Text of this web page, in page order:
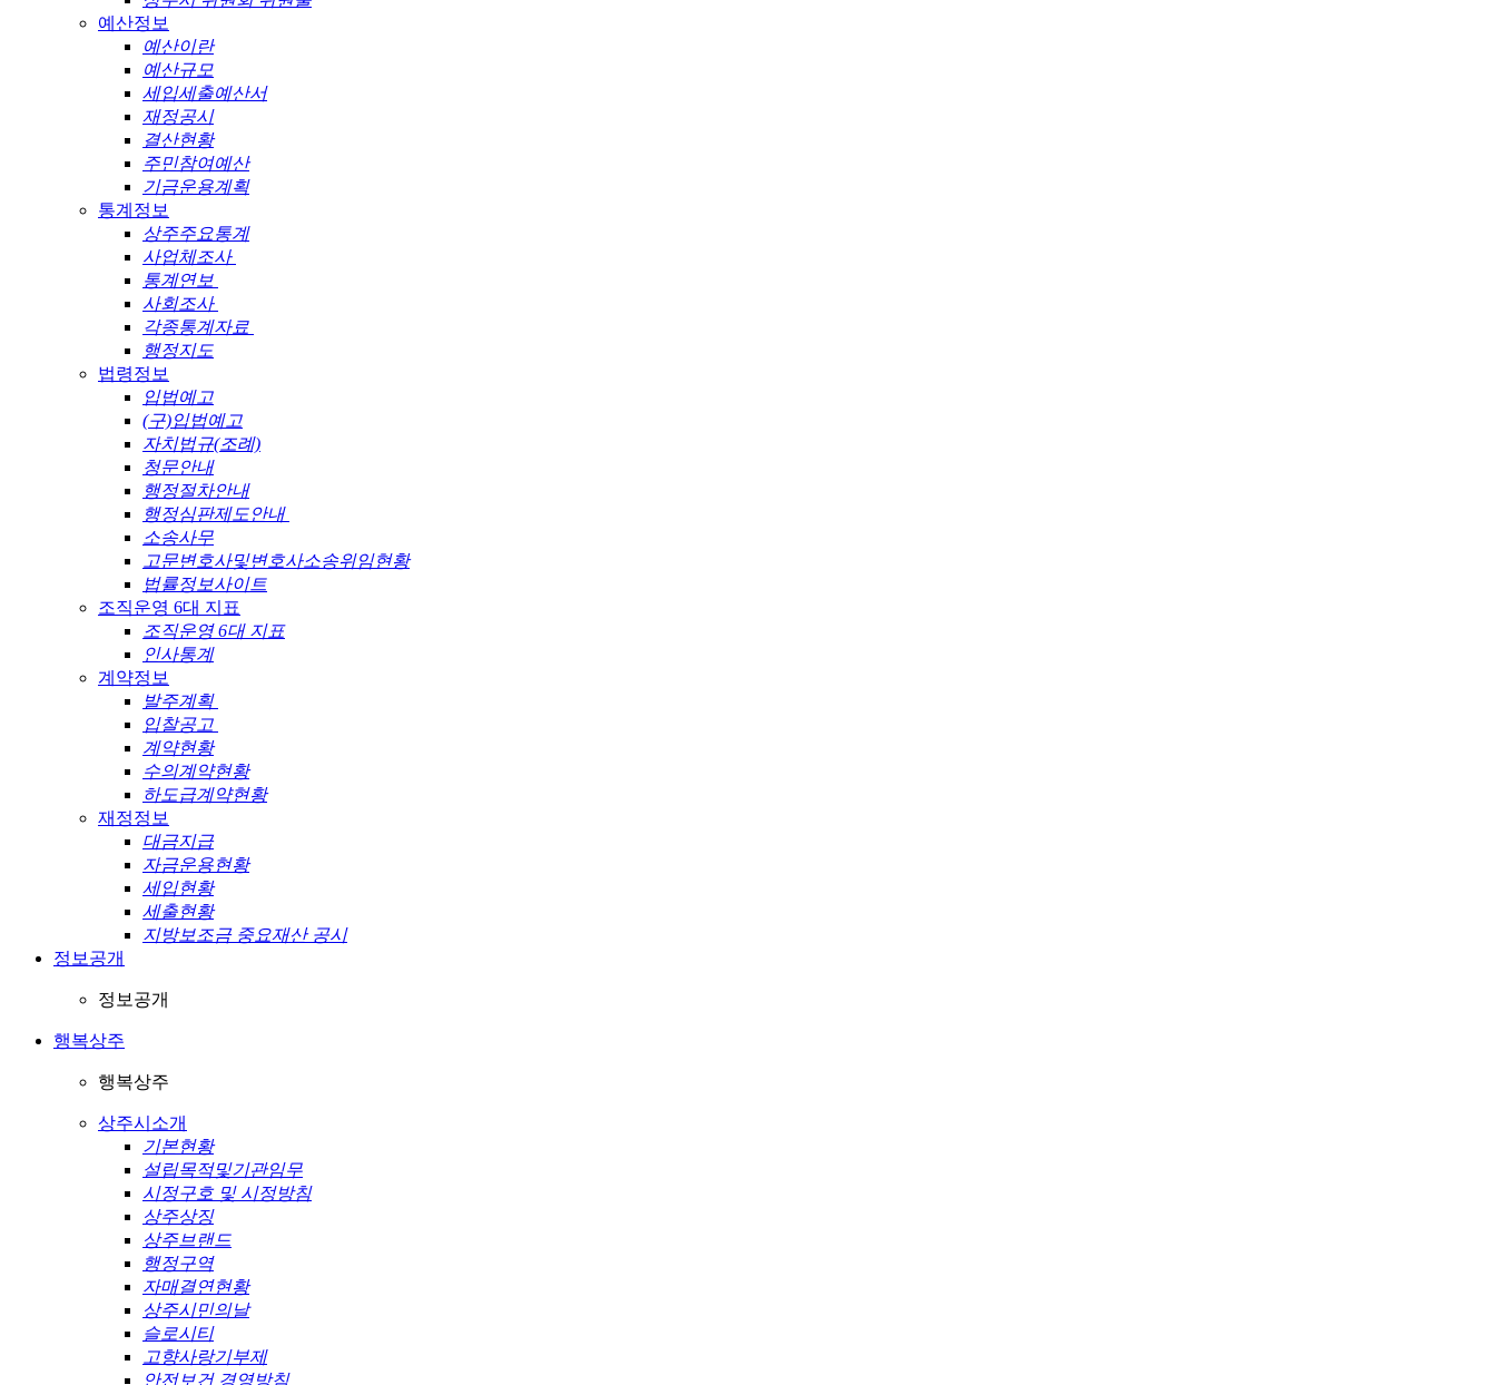
예산정보
예산이란
예산규모
세입세출예산서
재정공시
결산현황
주민참여예산
기금운용계획
통계정보
상주주요통계
사업체조사
통계연보
사회조사
각종통계자료
행정지도
법령정보
입법예고
(구)입법예고
자치법규(조례)
청문안내
행정절차안내
행정심판제도안내
소송사무
고문변호사및변호사소송위임현황
법률정보사이트
조직운영 6대 지표
조직운영 6대 지표
인사통계
계약정보
발주계획
입찰공고
계약현황
수의계약현황
하도급계약현황
재정정보
대금지급
자금운용현황
세입현황
세출현황
지방보조금 중요재산 공시
정보공개
정보공개
행복상주
행복상주
상주시소개
기본현황
설립목적및기관임무
시정구호 및 시정방침
상주상징
상주브랜드
행정구역
자매결연현황
상주시민의날
슬로시티
고향사랑기부제
안전보건 경영방침